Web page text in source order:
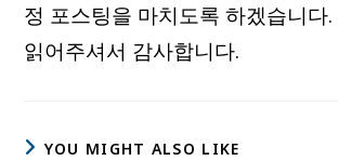
정 포스팅을 마치도록 하겠습니다.
읽어주셔서 감사합니다.
YOU MIGHT ALSO LIKE